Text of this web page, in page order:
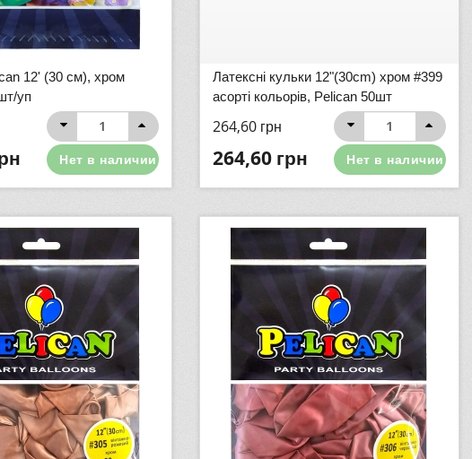
12' (30 см), хром
уп
Нет в наличии
Латексні кульки 12"(30cm) хром #399
асорті кольорів, Pelican 50шт
264,60 грн
264,60 грн Нет в наличии